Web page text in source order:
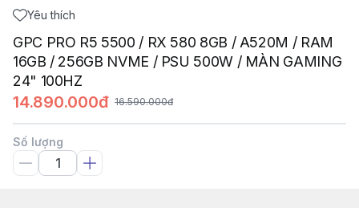
Yêu thích
GPC PRO R5 5500 / RX 580 8GB / A520M / RAM
16GB / 256GB NVME / PSU 500W / MÀN GAMING
24" 100HZ
14.890.000đ 16.590.000đ
Số lượng